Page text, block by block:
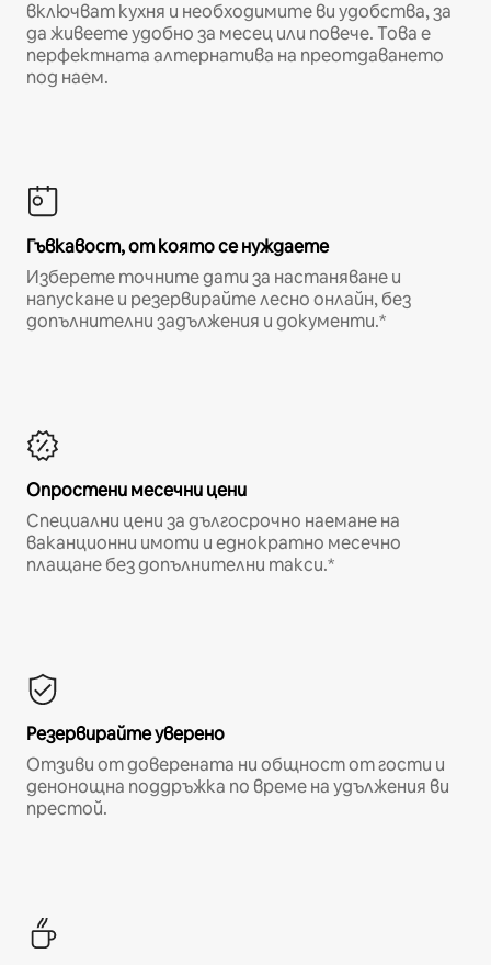
включват кухня и необходимите ви удобства, за
да живеете удобно за месец или повече. Това е
перфектната алтернатива на преотдаването
под наем.
Гъвкавост, от която се нуждаете
Изберете точните дати за настаняване и
напускане и резервирайте лесно онлайн, без
допълнителни задължения и документи.*
Опростени месечни цени
Специални цени за дългосрочно наемане на
ваканционни имоти и еднократно месечно
плащане без допълнителни такси.*
Резервирайте уверено
Отзиви от доверената ни общност от гости и
денонощна поддръжка по време на удължения ви
престой.